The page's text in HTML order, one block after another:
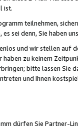
ist.
teilnehmen,
sei denn, Sie haben
und wir stellen auf
zu keinem
bitte lassen Sie
und Ihnen
dürfen Sie Partner-